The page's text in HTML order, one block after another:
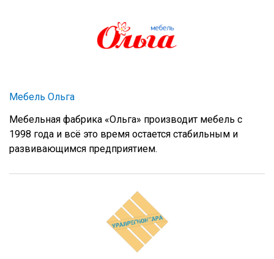
Мебель Ольга
Мебельная фабрика «Ольга» производит мебель с
1998 года и всё это время остается стабильным и
развивающимся предприятием.